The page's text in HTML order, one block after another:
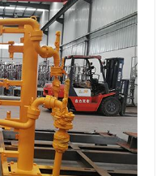
活动梯
卸车鹤管
输油臂
火车鹤管
顶部鹤管